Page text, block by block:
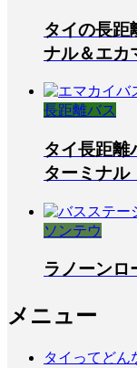
タイの長距
ナル＆エカ
長距離バス
タイ長距離
ターミナル
ソンテウ
ラノーンロ
メニュー
タイってどん